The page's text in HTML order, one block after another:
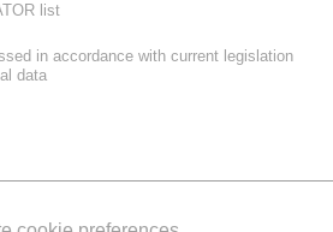
list
in accordance with current legislation
data